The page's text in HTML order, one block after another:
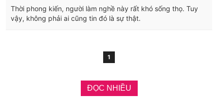
Thời phong kiến, người làm nghề này rất khó sống thọ. Tuy
vậy, không phải ai cũng tin đó là sự thật.
1
ĐỌC NHIỀU